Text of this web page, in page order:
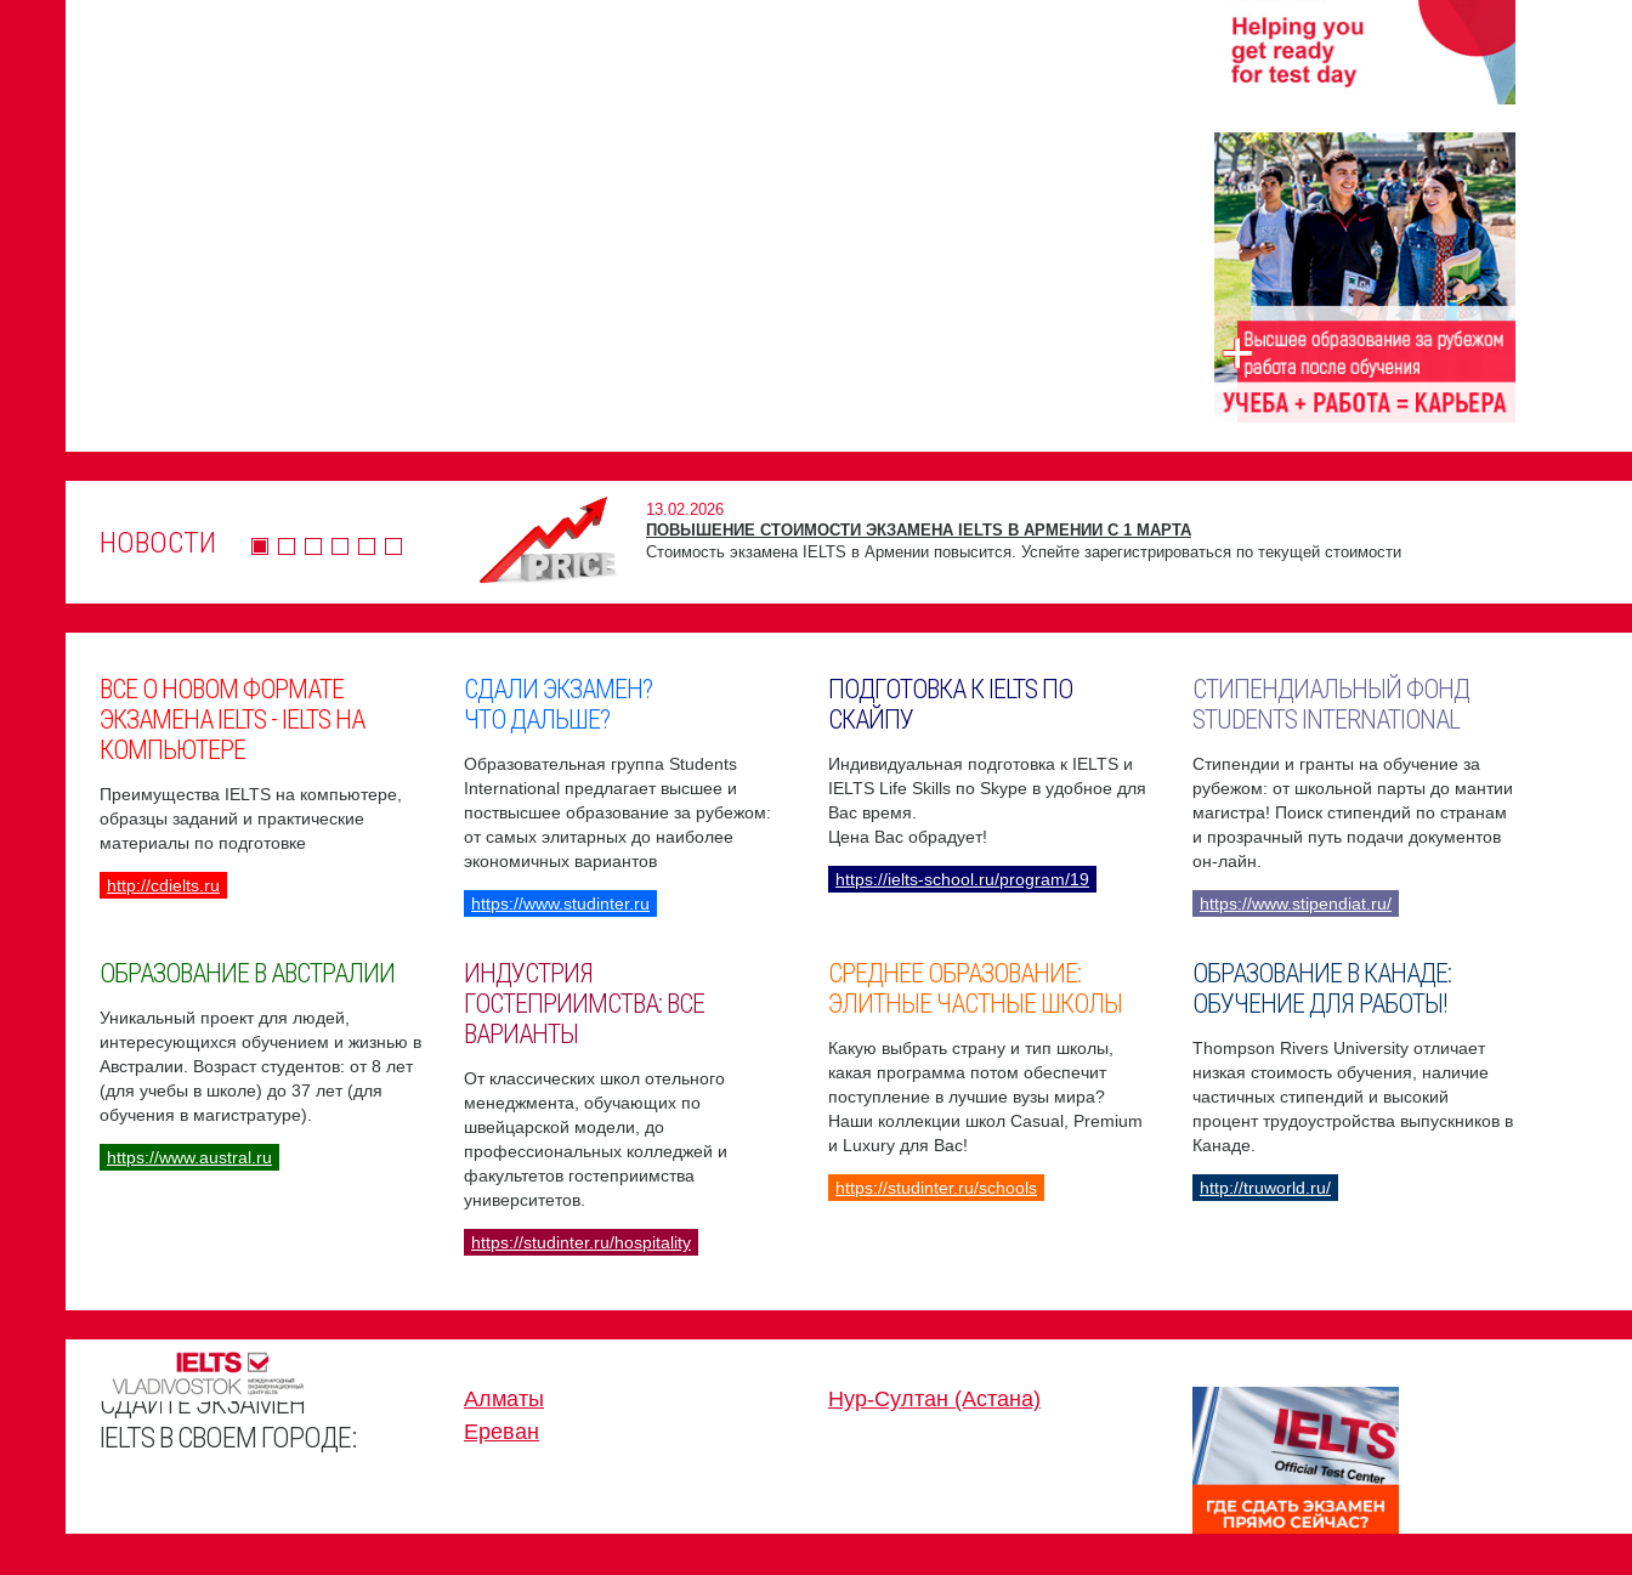
НОВОСТИ
13.02.2026
ПОВЫШЕНИЕ СТОИМОСТИ ЭКЗАМЕНА IELTS В АРМЕНИИ С 1 МАРТА
Стоимость экзамена IELTS в Армении повысится. Успейте зарегистрироваться по текущей стоимости
ВСЕ О НОВОМ ФОРМАТЕ
ЭКЗАМЕНА IELTS - IELTS НА
КОМПЬЮТЕРЕ
Преимущества IELTS на компьютере,
образцы заданий и практические
материалы по подготовке
http://cdielts.ru
СДАЛИ ЭКЗАМЕН?
ЧТО ДАЛЬШЕ?
Образовательная группа Students
International предлагает высшее и
поствысшее образование за рубежом:
от самых элитарных до наиболее
экономичных вариантов
https://www.studinter.ru
ПОДГОТОВКА К IELTS ПО
СКАЙПУ
Индивидуальная подготовка к IELTS и
IELTS Life Skills по Skype в удобное для
Вас время.
Цена Вас обрадует!
https://ielts-school.ru/program/19
СТИПЕНДИАЛЬНЫЙ ФОНД
STUDENTS INTERNATIONAL
Стипендии и гранты на обучение за
рубежом: от школьной парты до мантии
магистра! Поиск стипендий по странам
и прозрачный путь подачи документов
он-лайн.
https://www.stipendiat.ru/
ОБРАЗОВАНИЕ В АВСТРАЛИИ
Уникальный проект для людей,
интересующихся обучением и жизнью в
Австралии. Возраст студентов: от 8 лет
(для учебы в школе) до 37 лет (для
обучения в магистратуре).
https://www.austral.ru
ИНДУСТРИЯ
ГОСТЕПРИИМСТВА: ВСЕ
ВАРИАНТЫ
От классических школ отельного
менеджмента, обучающих по
швейцарской модели, до
профессиональных колледжей и
факультетов гостеприимства
университетов.
https://studinter.ru/hospitality
СРЕДНЕЕ ОБРАЗОВАНИЕ:
ЭЛИТНЫЕ ЧАСТНЫЕ ШКОЛЫ
Какую выбрать страну и тип школы,
какая программа потом обеспечит
поступление в лучшие вузы мира?
Наши коллекции школ Casual, Premium
и Luxury для Вас!
https://studinter.ru/schools
ОБРАЗОВАНИЕ В КАНАДЕ:
ОБУЧЕНИЕ ДЛЯ РАБОТЫ!
Thompson Rivers University отличает
низкая стоимость обучения, наличие
частичных стипендий и высокий
процент трудоустройства выпускников в
Канаде.
http://truworld.ru/
СДАЙТЕ ЭКЗАМЕН
IELTS В СВОЕМ ГОРОДЕ:
Алматы
Ереван
Нур-Султан (Астана)